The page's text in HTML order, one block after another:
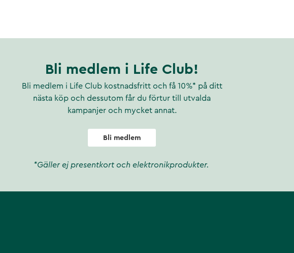
Bli medlem i Life Club!
Bli medlem i Life Club kostnadsfritt och få 10%* på ditt
nästa köp och dessutom får du förtur till utvalda
kampanjer och mycket annat.
Bli medlem
*Gäller ej presentkort och elektronikprodukter.